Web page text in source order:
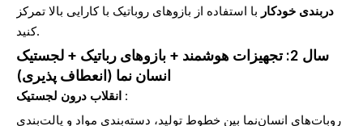
دربندی خودکار با استفاده از بازوهای روباتیک با کارایی بالا تمرکز
کنید.
سال 2: تجهیزات هوشمند + بازوهای رباتیک + لجستیک
انسان نما (انعطاف پذیری)
:
روبات‌های انسان‌نما بین خطوط تولید، دسته‌بندی مواد و پالت‌بندی